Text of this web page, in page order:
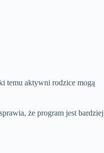
temu aktywni rodzice mogą
że program jest bardziej